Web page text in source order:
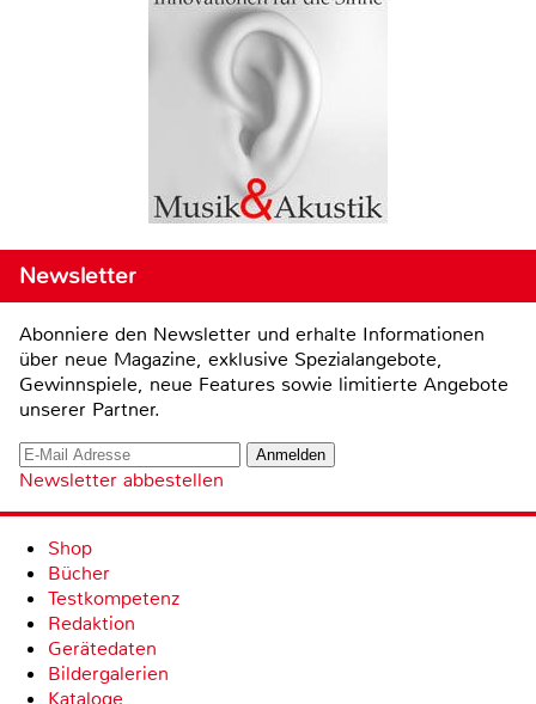
Newsletter
Abonniere den Newsletter und erhalte Informationen
über neue Magazine, exklusive Spezialangebote,
Gewinnspiele, neue Features sowie limitierte Angebote
unserer Partner.
Newsletter abbestellen
Shop
Bücher
Testkompetenz
Redaktion
Gerätedaten
Bildergalerien
Kataloge